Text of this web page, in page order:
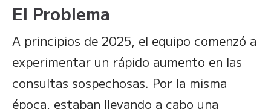
El Problema
A principios de 2025, el equipo comenzó a
experimentar un rápido aumento en las
consultas sospechosas. Por la misma
época, estaban llevando a cabo una